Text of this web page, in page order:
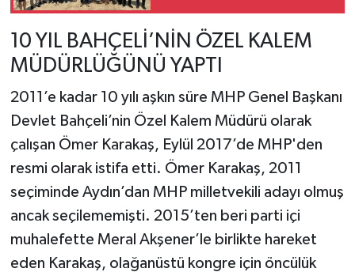
10 YIL BAHÇELİ’NİN ÖZEL KALEM
MÜDÜRLÜĞÜNÜ YAPTI
2011’e kadar 10 yılı aşkın süre MHP Genel Başkanı
Devlet Bahçeli’nin Özel Kalem Müdürü olarak
çalışan Ömer Karakaş, Eylül 2017’de MHP'den
resmi olarak istifa etti. Ömer Karakaş, 2011
seçiminde Aydın’dan MHP milletvekili adayı olmuş
ancak seçilememişti. 2015’ten beri parti içi
muhalefette Meral Akşener’le birlikte hareket
eden Karakaş, olağanüstü kongre için öncülük